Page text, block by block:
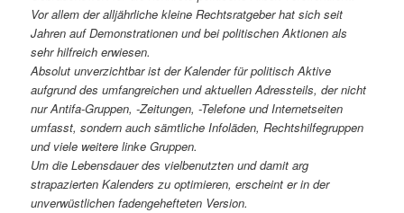
Vor allem der alljährliche kleine Rechtsratgeber hat sich seit
Jahren auf Demonstrationen und bei politischen Aktionen als
sehr hilfreich erwiesen.
Absolut unverzichtbar ist der Kalender für politisch Aktive
aufgrund des umfangreichen und aktuellen Adressteils, der nicht
nur Antifa-Gruppen, -Zeitungen, -Telefone und Internetseiten
umfasst, sondern auch sämtliche Infoläden, Rechtshilfegruppen
und viele weitere linke Gruppen.
Um die Lebensdauer des vielbenutzten und damit arg
strapazierten Kalenders zu optimieren, erscheint er in der
unverwüstlichen fadengehefteten Version.